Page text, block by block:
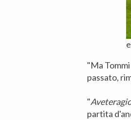
"Ma
passato,
"
partita